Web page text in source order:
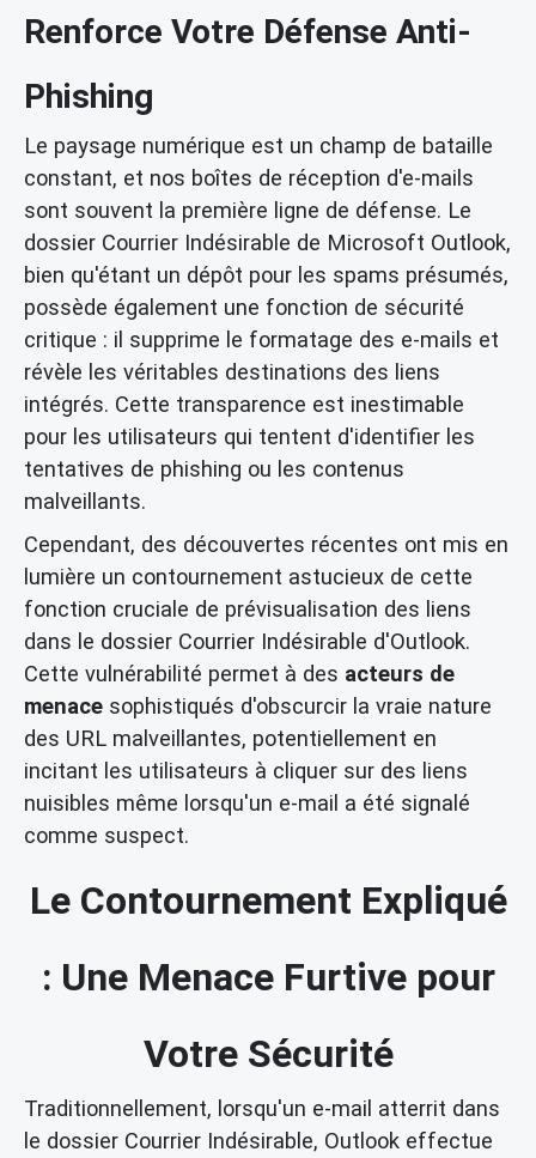
Renforce Votre Défense Anti-
Phishing
Le paysage numérique est un champ de bataille
constant, et nos boîtes de réception d'e-mails
sont souvent la première ligne de défense. Le
dossier Courrier Indésirable de Microsoft Outlook,
bien qu'étant un dépôt pour les spams présumés,
possède également une fonction de sécurité
critique : il supprime le formatage des e-mails et
révèle les véritables destinations des liens
intégrés. Cette transparence est inestimable
pour les utilisateurs qui tentent d'identifier les
tentatives de phishing ou les contenus
malveillants.
Cependant, des découvertes récentes ont mis en
lumière un contournement astucieux de cette
fonction cruciale de prévisualisation des liens
dans le dossier Courrier Indésirable d'Outlook.
Cette vulnérabilité permet à des acteurs de
menace sophistiqués d'obscurcir la vraie nature
des URL malveillantes, potentiellement en
incitant les utilisateurs à cliquer sur des liens
nuisibles même lorsqu'un e-mail a été signalé
comme suspect.
Le Contournement Expliqué
: Une Menace Furtive pour
Votre Sécurité
Traditionnellement, lorsqu'un e-mail atterrit dans
le dossier Courrier Indésirable, Outlook effectue